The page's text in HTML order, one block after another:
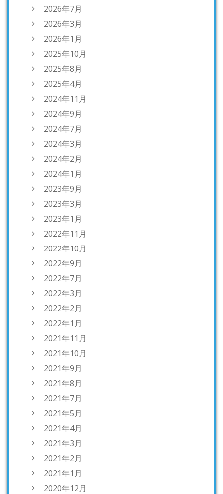
2026年7月
2026年3月
2026年1月
2025年10月
2025年8月
2025年4月
2024年11月
2024年9月
2024年7月
2024年3月
2024年2月
2024年1月
2023年9月
2023年3月
2023年1月
2022年11月
2022年10月
2022年9月
2022年7月
2022年3月
2022年2月
2022年1月
2021年11月
2021年10月
2021年9月
2021年8月
2021年7月
2021年5月
2021年4月
2021年3月
2021年2月
2021年1月
2020年12月